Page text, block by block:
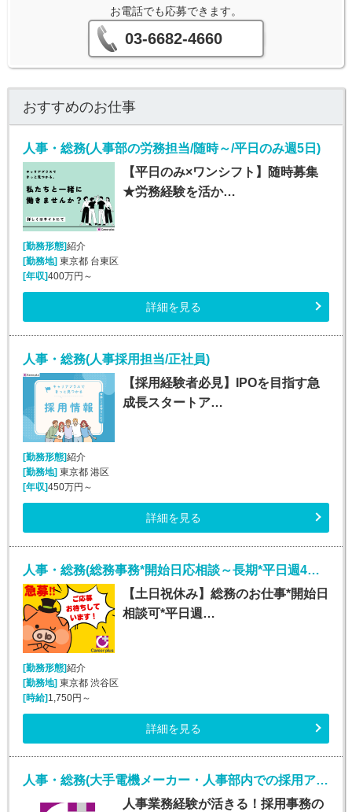
お電話でも応募できます。
03-6682-4660
おすすめのお仕事
人事・総務(人事部の労務担当/随時～/平日のみ週5日)
【平日のみ×ワンシフト】随時募集
★労務経験を活か…
[勤務形態]紹介
[勤務地] 東京都 台東区
[年収]400万円～
詳細を見る
人事・総務(人事採用担当/正社員)
【採用経験者必見】IPOを目指す急
成長スタートア…
[勤務形態]紹介
[勤務地]東京都 港区
[年収]450万円～
詳細を見る
人事・総務(総務事務*開始日応相談～長期*平日週4～5日)
【土日祝休み】総務のお仕事*開始日
相談可*平日週…
[勤務形態]紹介
[勤務地]東京都 渋谷区
[時給]1,750円～
詳細を見る
人事・総務(大手電機メーカー・人事部内での採用アシスタント業務)
人事業務経験が活きる！採用事務の